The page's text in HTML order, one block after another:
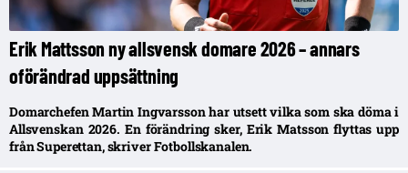
Erik Mattsson ny allsvensk domare 2026 – annars
oförändrad uppsättning
Domarchefen Martin Ingvarsson har utsett vilka som ska döma i
Allsvenskan 2026. En förändring sker, Erik Matsson flyttas upp
från Superettan, skriver Fotbollskanalen.